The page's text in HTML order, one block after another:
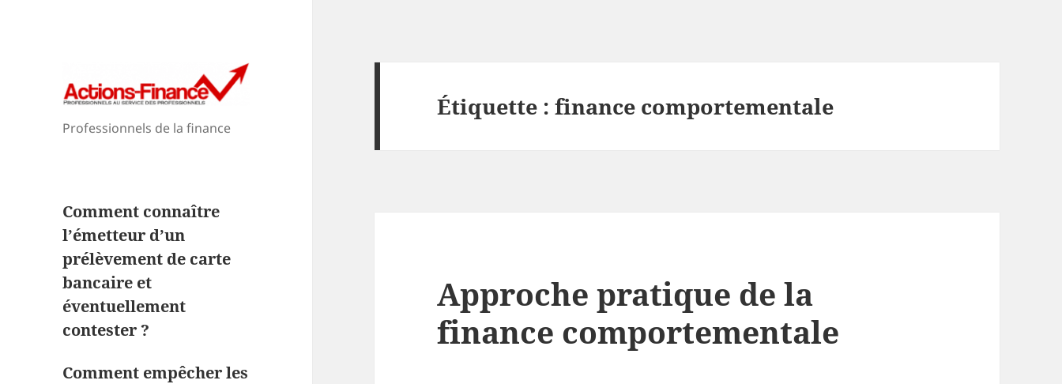
Professionnels de la finance
Comment connaître
l’émetteur d’un
prélèvement de carte
bancaire et
éventuellement
contester ?
Comment empêcher les
Étiquette :finance comportementale
Approche pratique de la
finance comportementale